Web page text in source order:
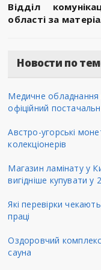
Відділ
області за
Новости по
Медичне обладнання
офіційний
Австро-угорські
колекціонерів
Магазин ламінату у
вигідніше купувати у
Які перевірки
праці
Оздоровчий
сауна